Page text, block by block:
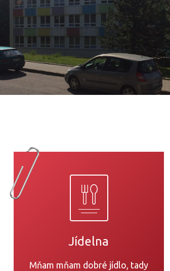
Jídelna
Mňam mňam dobré jídlo, tady